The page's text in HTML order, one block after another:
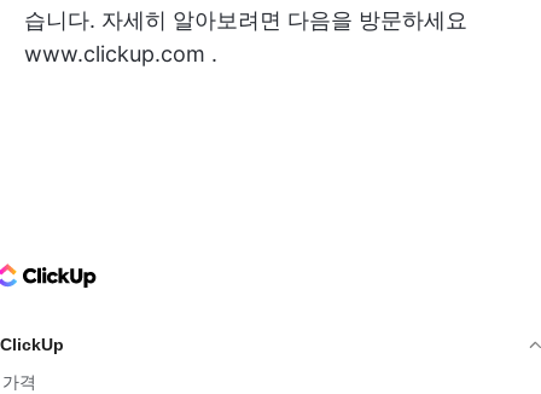
습니다. 자세히 알아보려면 다음을 방문하세요
www.clickup.com .
Logo
ClickUp
가격